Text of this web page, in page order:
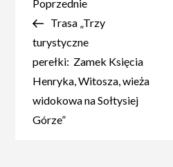
Nawigacja
wpisu
wpis
Poprzednie
Trasa „Trzy
turystyczne
perełki: Zamek Księcia
Henryka, Witosza, wieża
widokowa na Sołtysiej
Górze”